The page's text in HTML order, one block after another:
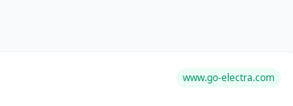
www.go-electra.com